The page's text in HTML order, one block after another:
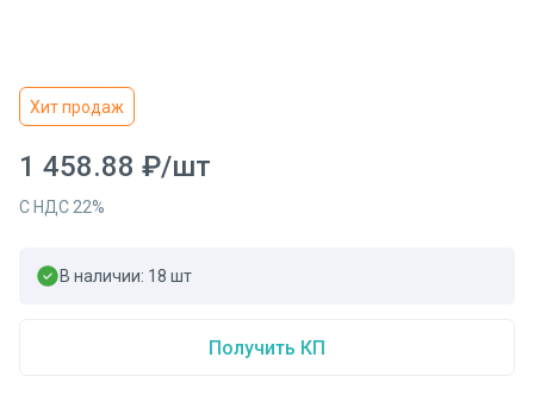
Хит продаж
1 458.88 ₽/шт
С НДС 22%
В наличии: 18 шт
Получить КП